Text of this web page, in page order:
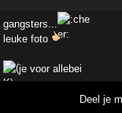
gangsters...
leuke foto
je voor allebei
Deel je